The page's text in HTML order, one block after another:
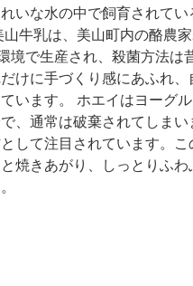
いな水の中で飼育されてい
牛乳は、美山町内の酪農
境で生産され、殺菌方法は
けに手づくり感にあふれ、
います。 ホエイはヨーグ
、通常は破棄されてしまい
して注目されています。こ
焼きあがり、しっとりふわ